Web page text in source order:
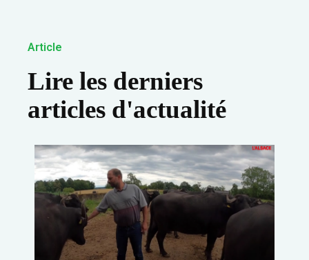
Article
Lire les derniers
articles d'actualité